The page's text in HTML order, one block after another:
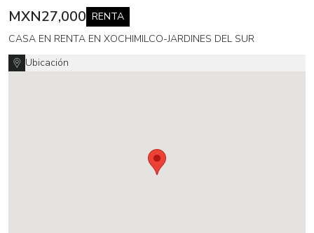
MXN27,000 RENTA
CASA EN RENTA EN XOCHIMILCO-JARDINES DEL SUR
Ubicación